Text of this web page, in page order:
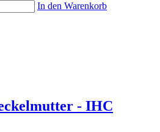
In den Warenkorb
- IHC